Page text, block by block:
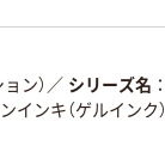
ン） ／ シリーズ名
インキ（ゲルインク）